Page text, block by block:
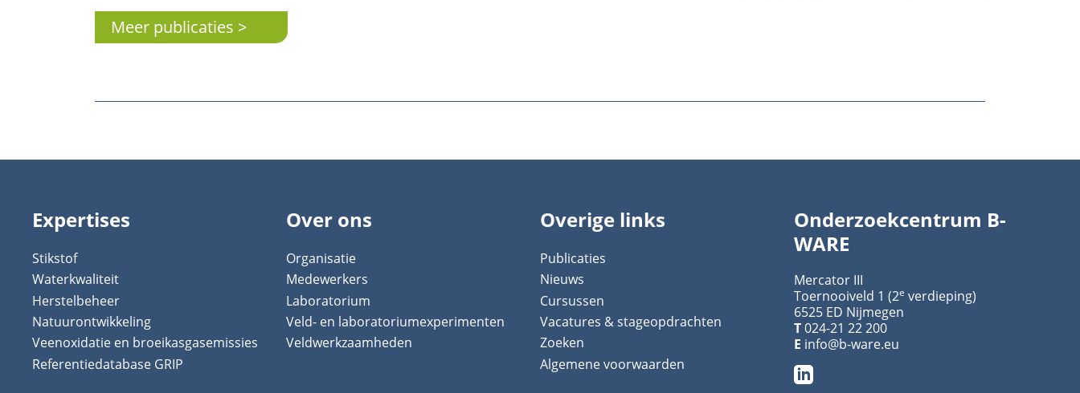
Meer publicaties
Expertises
Stikstof
Waterkwaliteit
Herstelbeheer
Natuurontwikkeling
Veenoxidatie en broeikasgasemissies
Referentiedatabase GRIP
Over ons
Organisatie
Medewerkers
Laboratorium
Veld- en laboratoriumexperimenten
Veldwerkzaamheden
Overige links
Publicaties
Nieuws
Cursussen
Vacatures & stageopdrachten
Zoeken
Algemene voorwaarden
Onderzoekcentrum B-
WARE
Mercator III
Toernooiveld 1 (2e verdieping)
6525 ED Nijmegen
T024-21 22 200
E info@b-ware.eu